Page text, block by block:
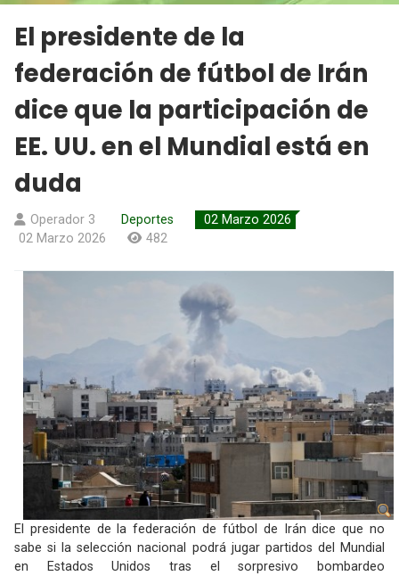
El presidente de la
federación de fútbol de Irán
dice que la participación de
EE. UU. en el Mundial está en
duda
Operador 3 Deportes
02 Marzo 2026
02 Marzo 2026
482
El presidente de la federación de fútbol de Irán dice que no
sabe si la selección nacional podrá jugar partidos del Mundial
en Estados Unidos tras el sorpresivo bombardeo